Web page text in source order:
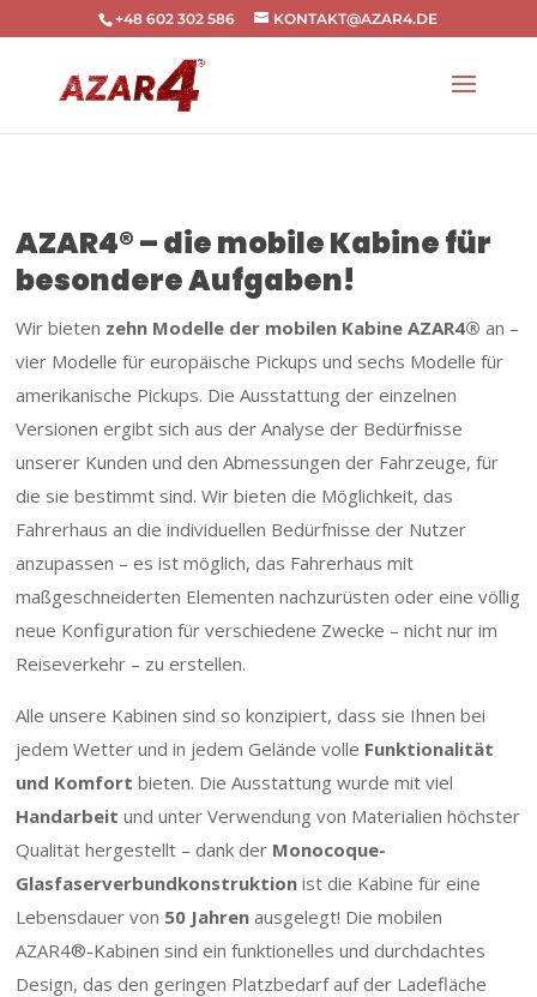
+48 602 302 586 KONTAKT@AZAR4.DE
AZAR4® – die mobile Kabine für
besondere Aufgaben!
Wir bieten zehn Modelle der mobilen Kabine AZAR4® an –
vier Modelle für europäische Pickups und sechs Modelle für
amerikanische Pickups. Die Ausstattung der einzelnen
Versionen ergibt sich aus der Analyse der Bedürfnisse
unserer Kunden und den Abmessungen der Fahrzeuge, für
die sie bestimmt sind. Wir bieten die Möglichkeit, das
Fahrerhaus an die individuellen Bedürfnisse der Nutzer
anzupassen – es ist möglich, das Fahrerhaus mit
maßgeschneiderten Elementen nachzurüsten oder eine völlig
neue Konfiguration für verschiedene Zwecke – nicht nur im
Reiseverkehr – zu erstellen.
Alle unsere Kabinen sind so konzipiert, dass sie Ihnen bei
jedem Wetter und in jedem Gelände volle Funktionalität
und Komfort bieten. Die Ausstattung wurde mit viel
Handarbeit und unter Verwendung von Materialien höchster
Qualität hergestellt – dank der Monocoque-
Glasfaserverbundkonstruktion ist die Kabine für eine
Lebensdauer von 50 Jahren ausgelegt! Die mobilen
AZAR4®-Kabinen sind ein funktionelles und durchdachtes
Design, das den geringen Platzbedarf auf der Ladefläche